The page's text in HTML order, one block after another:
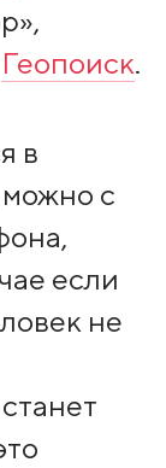
Геопоиск.
в
с
если
не